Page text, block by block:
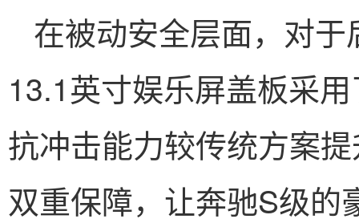
在被动安全层面，对
13.1英寸娱乐屏盖板采
抗冲击能力较传统方案
双重保障，让奔驰S级的